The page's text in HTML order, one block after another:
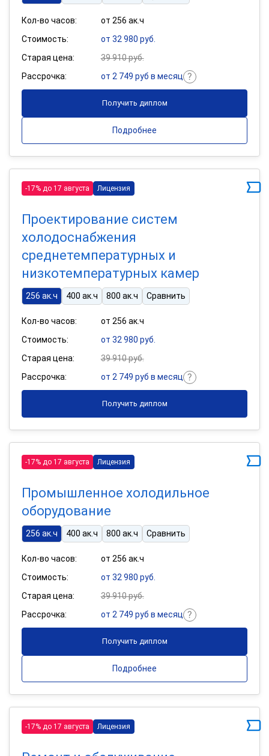
Кол-во часов:
от 256 ак.ч
Стоимость:
от 32 980 руб.
Старая цена:
39 910 руб.
Рассрочка:
от 2 749 руб в месяц
Получить диплом
Подробнее
-17% до 17 августа Лицензия
Проектирование систем
холодоснабжения
среднетемпературных и
низкотемпературных камер
256 ак.ч 400 ак.ч 800 ак.ч Сравнить
Кол-во часов:
от 256 ак.ч
Стоимость:
от 32 980 руб.
Старая цена:
39 910 руб.
Рассрочка:
от 2 749 руб в месяц
Получить диплом
-17% до 17 августа Лицензия
Промышленное холодильное
оборудование
256 ак.ч 400 ак.ч 800 ак.ч Сравнить
Кол-во часов:
от 256 ак.ч
Стоимость:
от 32 980 руб.
Старая цена:
39 910 руб.
Рассрочка:
от 2 749 руб в месяц
Получить диплом
Подробнее
-17% до 17 августа Лицензия